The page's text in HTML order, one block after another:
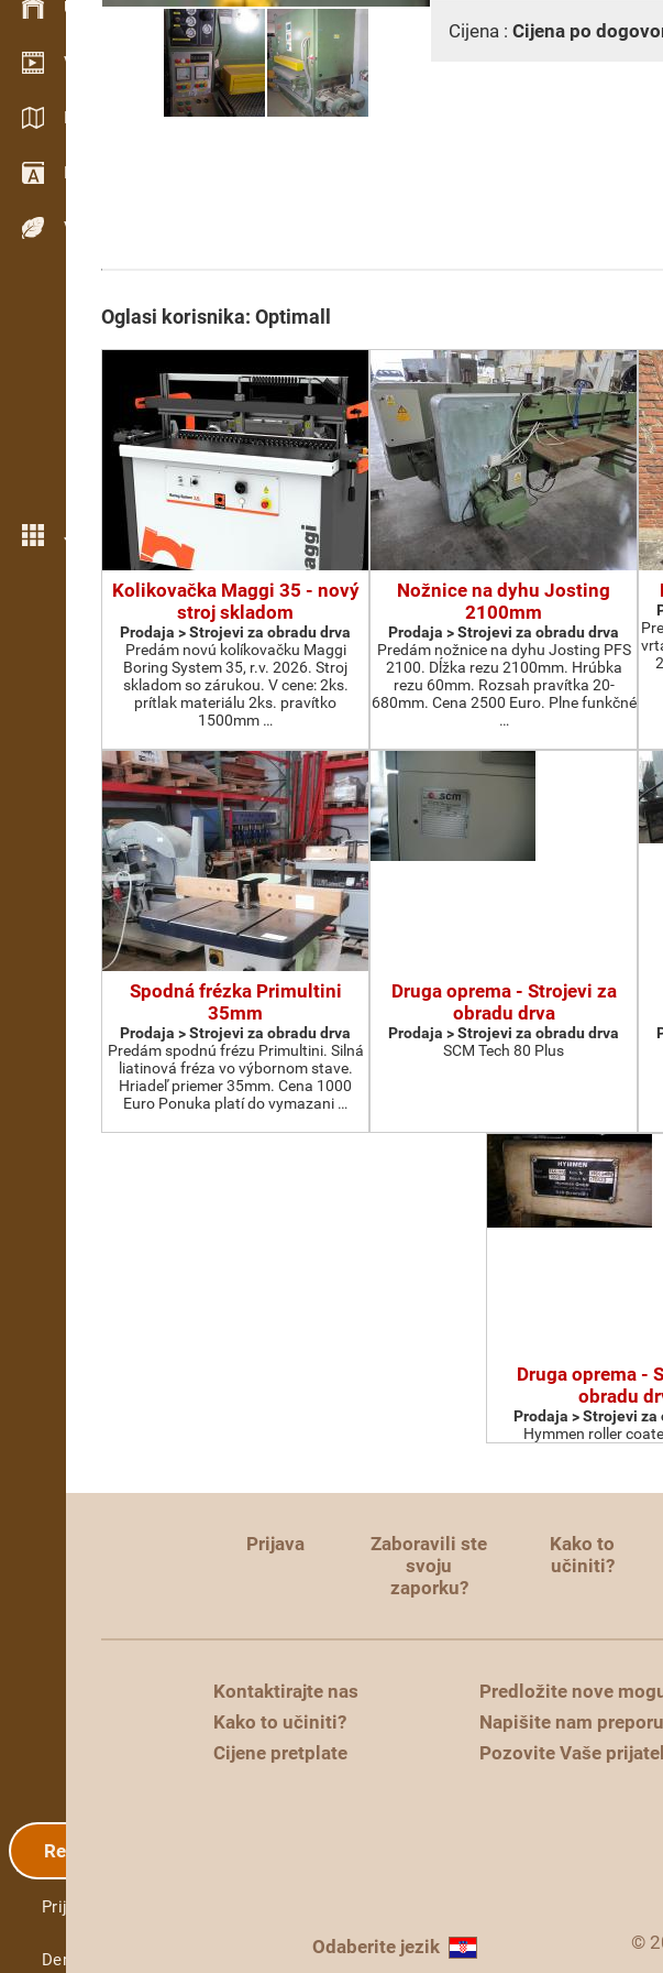
Upravljanje zalihama
Video showroom
Katalozi / Brošure
Rječnik
Vrste drva
Još opcija
Registracija
Prijava
Demo
Cijena : Cijena po
Oglasi korisnika: Optimall
Kolikovačka Maggi 35 - nový
stroj skladom
Prodaja > Strojevi za obradu drva
Predám novú kolíkovačku Maggi
Boring System 35, r.v. 2026. Stroj
skladom so zárukou. V cene: 2ks.
prítlak materiálu 2ks. pravítko
1500mm …
Nožnice na dyhu Josting
2100mm
Prodaja > Strojevi za obradu drva
Predám nožnice na dyhu Josting PFS
2100. Dĺžka rezu 2100mm. Hrúbka
rezu 60mm. Rozsah pravítka 20-
680mm. Cena 2500 Euro. Plne funkčné
…
Spodná frézka Primultini
35mm
Prodaja > Strojevi za obradu drva
Predám spodnú frézu Primultini. Silná
liatinová fréza vo výbornom stave.
Hriadeľ priemer 35mm. Cena 1000
Euro Ponuka platí do vymazani …
Druga oprema - Strojevi za
obradu drva
Prodaja > Strojevi za obradu drva
SCM Tech 80 Plus
Druga oprema -
obradu
Prodaja > Strojevi za
Hymmen roller
Prijava
Zaboravili ste
svoju
zaporku?
Kako to
učiniti?
Kontaktirajte nas
Kako to učiniti?
Cijene pretplate
Predložite nove
Napišite nam
Pozovite Vaše
Odaberite jezik ©